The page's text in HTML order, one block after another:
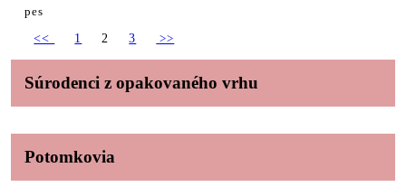
pes
<<
1 2 3 >>
Súrodenci z opakovaného vrhu
Potomkovia